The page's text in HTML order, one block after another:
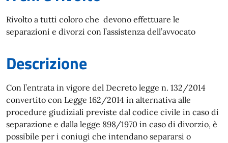
Rivolto a tutti coloro che devono effettuare le
separazioni e divorzi con l’assistenza dell’avvocato
Descrizione
Con l’entrata in vigore del Decreto legge n. 132/2014
convertito con Legge 162/2014 in alternativa alle
procedure giudiziali previste dal codice civile in caso di
separazione e dalla legge 898/1970 in caso di divorzio, è
possibile per i coniugi che intendano separarsi o